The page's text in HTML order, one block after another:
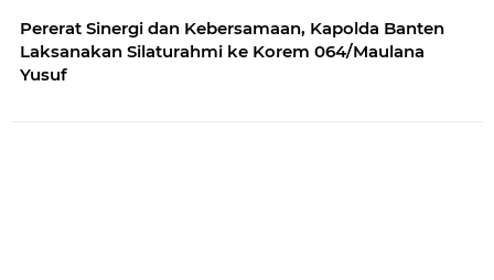
Pererat Sinergi dan Kebersamaan, Kapolda Banten
Laksanakan Silaturahmi ke Korem 064/Maulana
Yusuf